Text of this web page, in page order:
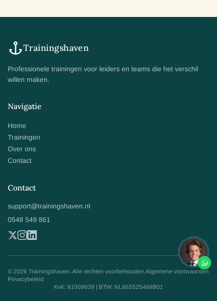
Trainingshaven
Professionele trainingen voor leiders en teams die het verschil
willen maken.
Navigatie
Home
Trainingen
Over ons
Contact
Contact
support@trainingshaven.nl
0548 549 861
© 2026 Trainingshaven. Alle rechten voorbehouden.Algemene voorwaarden
Privacybeleid
KvK: 91009839 | BTW: NL865525468B01